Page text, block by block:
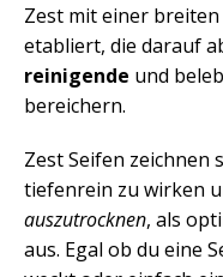
Zest mit einer
etabliert, die darauf
reinigende und
bereichern.
Zest Seifen zeichnen
tiefenrein zu wirken
auszutrocknen, als
aus. Egal ob du eine